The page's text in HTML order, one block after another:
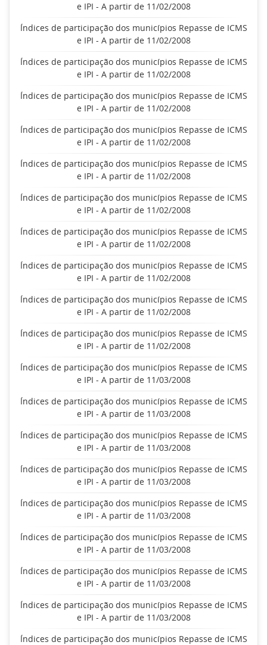
e IPI - A partir de 11/02/2008
Índices de participação dos municípios Repasse de ICMS
e IPI - A partir de 11/02/2008
Índices de participação dos municípios Repasse de ICMS
e IPI - A partir de 11/02/2008
Índices de participação dos municípios Repasse de ICMS
e IPI - A partir de 11/02/2008
Índices de participação dos municípios Repasse de ICMS
e IPI - A partir de 11/02/2008
Índices de participação dos municípios Repasse de ICMS
e IPI - A partir de 11/02/2008
Índices de participação dos municípios Repasse de ICMS
e IPI - A partir de 11/02/2008
Índices de participação dos municípios Repasse de ICMS
e IPI - A partir de 11/02/2008
Índices de participação dos municípios Repasse de ICMS
e IPI - A partir de 11/02/2008
Índices de participação dos municípios Repasse de ICMS
e IPI - A partir de 11/02/2008
Índices de participação dos municípios Repasse de ICMS
e IPI - A partir de 11/02/2008
Índices de participação dos municípios Repasse de ICMS
e IPI - A partir de 11/03/2008
Índices de participação dos municípios Repasse de ICMS
e IPI - A partir de 11/03/2008
Índices de participação dos municípios Repasse de ICMS
e IPI - A partir de 11/03/2008
Índices de participação dos municípios Repasse de ICMS
e IPI - A partir de 11/03/2008
Índices de participação dos municípios Repasse de ICMS
e IPI - A partir de 11/03/2008
Índices de participação dos municípios Repasse de ICMS
e IPI - A partir de 11/03/2008
Índices de participação dos municípios Repasse de ICMS
e IPI - A partir de 11/03/2008
Índices de participação dos municípios Repasse de ICMS
e IPI - A partir de 11/03/2008
Índices de participação dos municípios Repasse de ICMS